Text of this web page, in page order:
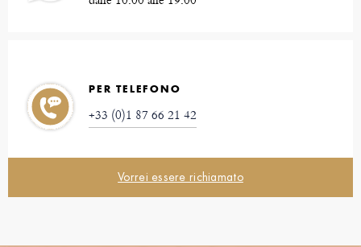
PER TELEFONO
+33 (0)1 87 66 21 42
Vorrei essere richiamato